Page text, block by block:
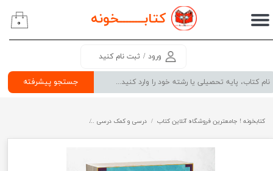
کتابــــــــخونه
جستجو پیشرفته
ورود / ثبت نام کنید
حساب کاربری من
سفارشات
۰
کتابخونه ! جامعترین فروشگاه آنلاین کتاب درسی و کمک درسی